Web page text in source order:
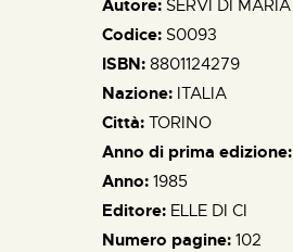
Autore: SERVI DI MARIA
Codice: S0093
ISBN: 8801124279
Nazione: ITALIA
Città: TORINO
Anno di prima edizione:
Anno: 1985
Editore: ELLE DI CI
Numero pagine: 102